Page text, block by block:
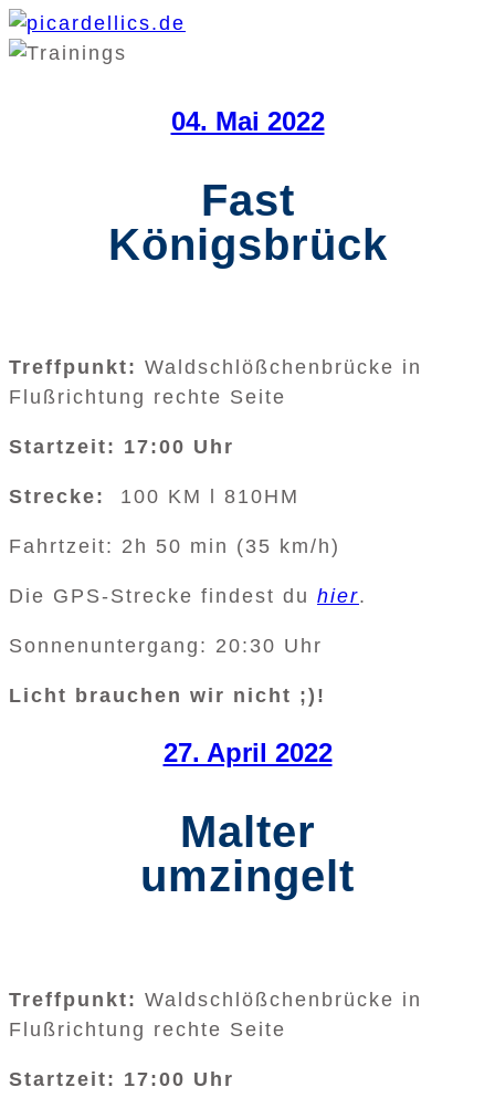
04. Mai 2022
Fast
Königsbrück
Treffpunkt: Waldschlößchenbrücke in
Flußrichtung rechte Seite
Startzeit: 17:00 Uhr
Strecke: 100 KM l 810HM
Fahrtzeit: 2h 50 min (35 km/h)
Die GPS-Strecke findest du hier.
Sonnenuntergang: 20:30 Uhr
Licht brauchen wir nicht ;)!
27. April 2022
Malter
umzingelt
Treffpunkt: Waldschlößchenbrücke in
Flußrichtung rechte Seite
Startzeit: 17:00 Uhr